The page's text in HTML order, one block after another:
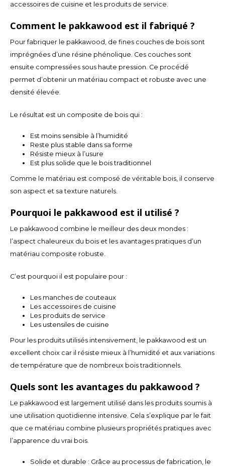
Español
CAD
INR
JPY
ECS
KRW
LVL
MYR
PHP
SGD
ZAR
accessoires de cuisine et les produits de service.
Comment le pakkawood est il fabriqué ?
Pour fabriquer le pakkawood, de fines couches de bois sont
imprégnées d’une résine phénolique. Ces couches sont
ensuite compressées sous haute pression. Ce procédé
permet d’obtenir un matériau compact et robuste avec une
densité élevée.
Le résultat est un composite de bois qui :
Est moins sensible à l’humidité
Reste plus stable dans sa forme
Résiste mieux à l’usure
Est plus solide que le bois traditionnel
Comme le matériau est composé de véritable bois, il conserve
son aspect et sa texture naturels.
Pourquoi le pakkawood est il utilisé ?
Le pakkawood combine le meilleur des deux mondes :
l’aspect chaleureux du bois et les avantages pratiques d’un
matériau composite robuste.
C’est pourquoi il est populaire pour :
Les manches de couteaux
Les accessoires de cuisine
Les produits de service
Les ustensiles de cuisine
Pour les produits utilisés intensivement, le pakkawood est un
excellent choix car il résiste mieux à l’humidité et aux variations
de température que de nombreux bois traditionnels.
Quels sont les avantages du pakkawood ?
Le pakkawood est largement utilisé dans les produits soumis à
une utilisation quotidienne intensive. Cela s’explique par le fait
que ce matériau combine plusieurs propriétés pratiques avec
l’apparence du vrai bois.
Solide et durable : Grâce au processus de fabrication, le